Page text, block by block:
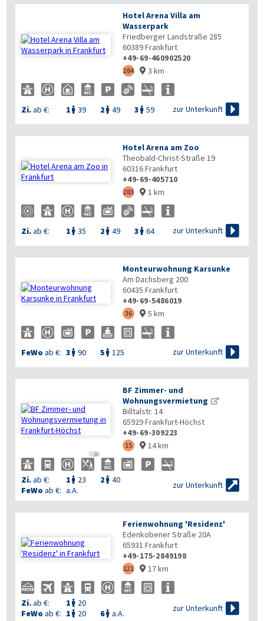
Hotel Arena Villa am
Wasserpark
Friedberger Landstraße 285
60389Frankfurt
+49-69-460902520
284  3 km
Zi.ab €: 1  39 2  49 3  59 zur Unterkunft 
Hotel Arena am Zoo
Theobald-Christ-Straße 19
60316Frankfurt
+49-69-405710
283  1 km
Zi.ab €: 1  35 2  49 3  64 zur Unterkunft 

Monteurwohnung Karsunke
Am Dachsberg 200
60435 Frankfurt
+49-69-5486019
36  5 km
FeWo ab €: 3  90 5  125 zur Unterkunft 

BF Zimmer- und
Wohnungsvermietung
Billtalstr. 14
65929Frankfurt-Höchst
+49-69-309223
15  14 km
Zi.ab €: 1  23 2  40
FeWo ab €: a.A.
zur Unterkunft 
Ferienwohnung 'Residenz'
Edenkobener Straße 20A
65931 Frankfurt
+49-175-2849198
121  17 km
Zi.ab €: 1  20
FeWo ab €: 1  20 6 a.A.
zur Unterkunft 